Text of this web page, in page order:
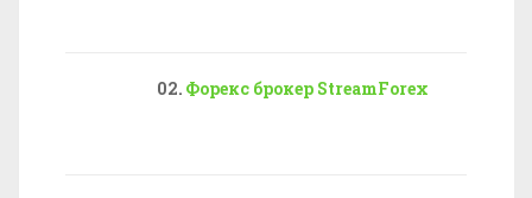
Форекс брокер StreamForex